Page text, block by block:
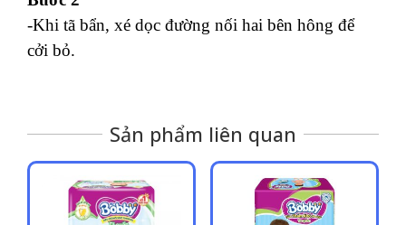
-Khi tã bẩn, xé dọc đường nối hai bên hông để
cởi bỏ.
Sản phẩm liên quan